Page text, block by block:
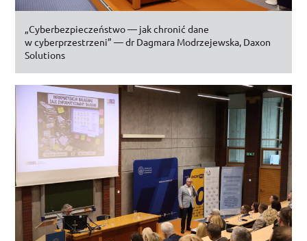
„Cyberbezpieczeństwo — jak chronić dane
w cyberprzestrzeni” —drDagmara Modrzejewska, Daxon
Solutions